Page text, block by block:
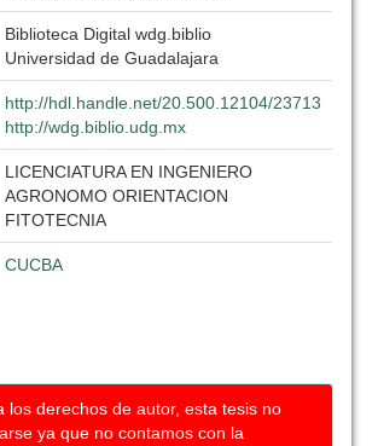
Biblioteca Digital wdg.biblio
Universidad de Guadalajara
http://hdl.handle.net/20.500.12104/23713
http://wdg.biblio.udg.mx
LICENCIATURA EN INGENIERO
AGRONOMO ORIENTACION
FITOTECNIA
CUCBA
los derechos de autor, esta tesis no
ya que no contamos con la